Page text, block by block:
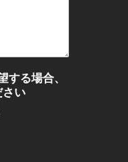
する場合、
さい